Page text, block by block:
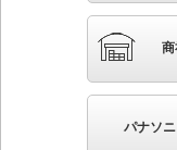
天井埋込型 LED
ーチライト 美ル
角24度・集光タイ
商
パナソ